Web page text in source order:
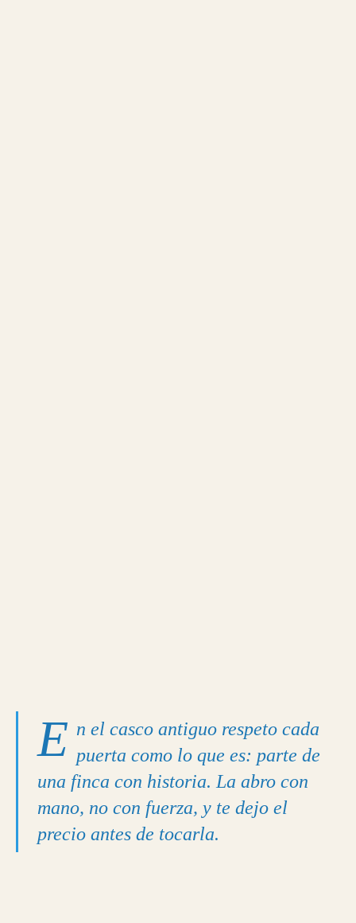
E n el casco antiguo respeto cada
puerta como lo que es: parte de
una finca con historia. La abro con
mano, no con fuerza, y te dejo el
precio antes de tocarla.